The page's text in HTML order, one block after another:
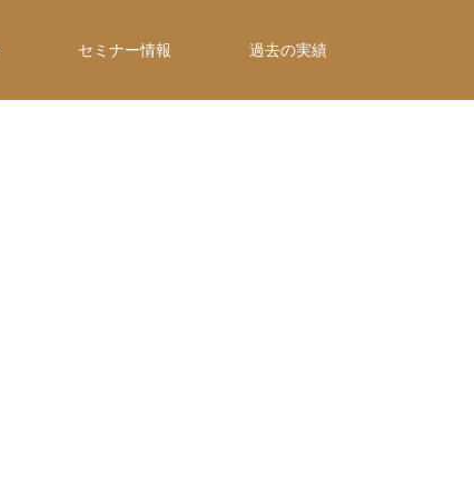
セミナー情報 過去の実績